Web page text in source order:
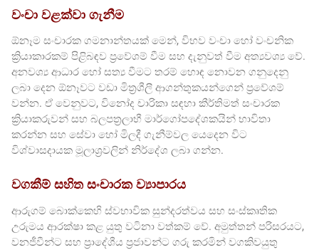
වංචා වළක්වා ගැනීම
ඕනෑම සංචාරක ගමනාන්තයක් මෙන්, විභව වංචා හෝ වංචනික
ක්‍රියාකාරකම් පිළිබඳව ප්‍රවේශම් වීම සහ දැනුවත් වීම අත්‍යවශ්‍ය වේ.
අනවශ්‍ය ආධාර හෝ සත්‍ය වීමට තරම් හොඳ නොවන ගනුදෙනු
ලබා දෙන ඕනෑවට වඩා මිත්‍රශීලී ආගන්තුකයන්ගෙන් ප්‍රවේශම්
වන්න. ඒ වෙනුවට, විනෝද චාරිකා සඳහා කීර්තිමත් සංචාරක
ක්‍රියාකරුවන් සහ බලපත්‍රලාභී මාර්ගෝපදේශකයින් භාවිතා
කරන්න සහ සේවා හෝ මිලදී ගැනීම්වල යෙදෙන විට
විශ්වාසදායක මූලාශ්‍රවලින් නිර්දේශ ලබා ගන්න.
වගකීම් සහිත සංචාරක ව්‍යාපාරය
ආරුගම් බොක්කෙහි ස්වභාවික සුන්දරත්වය සහ සංස්කෘතික
උරුමය ආරක්ෂා කළ යුතු වටිනා වත්කම් වේ. අමුත්තන් පරිසරයට,
වනජීවීන්ට සහ ප්‍රාදේශීය ප්‍රජාවන්ට ගරු කරමින් වගකිවයුතු